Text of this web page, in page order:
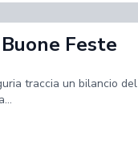
Feste
traccia un bilancio del